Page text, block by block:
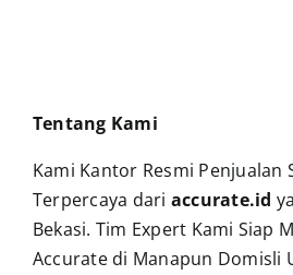
Tentang Kami
Kami Kantor Resmi Penjualan
Terpercaya dari accurate.id
Bekasi. Tim Expert Kami Siap
Accurate di Manapun Domisli